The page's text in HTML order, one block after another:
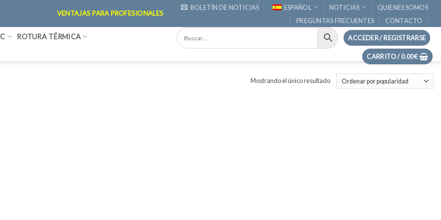
VENTAJAS PARA PROFESIONALES
BOLETÍN DE NOTICIAS ESPAÑOL NOTICIAS
QUIENES SOMOS
PREGUNTAS FRECUENTES
CONTACTO
ROTURA TÉRMICA ACCEDER / REGISTRARSE
CARRITO /0.00€
Mostrando el único resultado